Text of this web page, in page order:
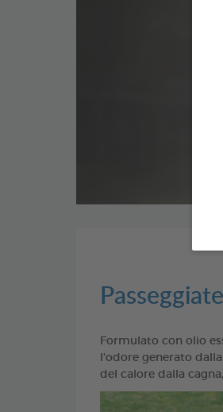
Formulato con olio
l'odore generato
del calore dalla